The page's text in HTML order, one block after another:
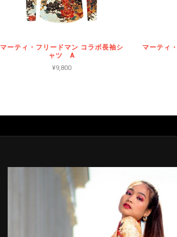
マーティ・フリードマン コラボ長袖シ
ャツ A
¥9,800
マーティ